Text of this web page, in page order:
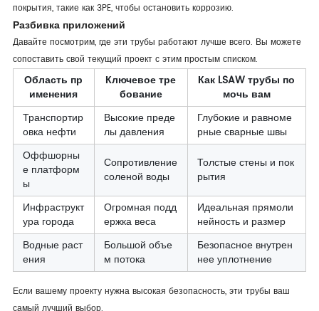
покрытия, такие как 3PE, чтобы остановить коррозию.
Разбивка приложений
Давайте посмотрим, где эти трубы работают лучше всего. Вы можете
сопоставить свой текущий проект с этим простым списком.
Область пр
именения
Ключевое тре
бование
Как LSAW трубы по
мочь вам
Транспортир
овка нефти
Высокие преде
лы давления
Глубокие и равноме
рные сварные швы
Оффшорны
е платформ
ы
Сопротивление
соленой воды
Толстые стены и пок
рытия
Инфраструкт
ура города
Огромная подд
ержка веса
Идеальная прямоли
нейность и размер
Водные раст
ения
Большой объе
м потока
Безопасное внутрен
нее уплотнение
Если вашему проекту нужна высокая безопасность, эти трубы ваш